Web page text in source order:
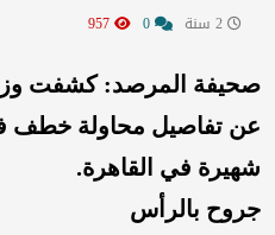
صحيفة المرصد: كشفت
عن تفاصيل محاولة خطف
شهيرة في القاهرة.
جروح بالرأس